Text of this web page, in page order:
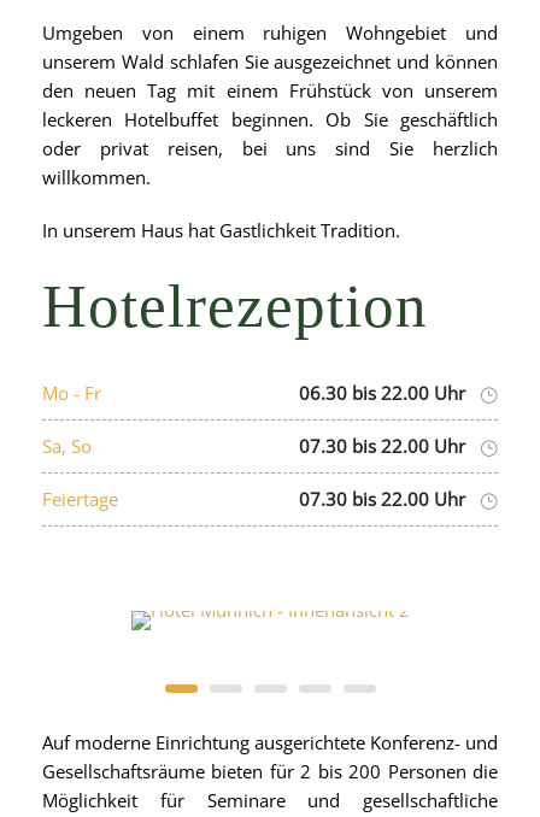
Umgeben von einem ruhigen Wohngebiet und
unserem Wald schlafen Sie ausgezeichnet und können
den neuen Tag mit einem Frühstück von unserem
leckeren Hotelbuffet beginnen. Ob Sie geschäftlich
oder privat reisen, bei uns sind Sie herzlich
willkommen.
In unserem Haus hat Gastlichkeit Tradition.
Hotelrezeption
Mo - Fr 06.30 bis 22.00 Uhr
Sa, So 07.30 bis 22.00 Uhr
Feiertage 07.30 bis 22.00 Uhr
Auf moderne Einrichtung ausgerichtete Konferenz- und
Gesellschaftsräume bieten für 2 bis 200 Personen die
Möglichkeit für Seminare und gesellschaftliche